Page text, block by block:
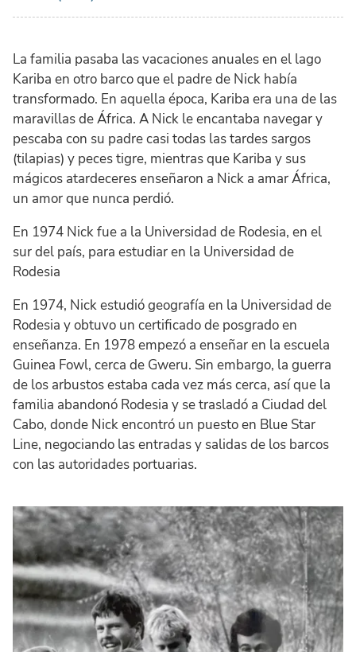
La familia pasaba las vacaciones anuales en el lago
Kariba en otro barco que el padre de Nick había
transformado. En aquella época, Kariba era una de las
maravillas de África. A Nick le encantaba navegar y
pescaba con su padre casi todas las tardes sargos
(tilapias) y peces tigre, mientras que Kariba y sus
mágicos atardeceres enseñaron a Nick a amar África,
un amor que nunca perdió.
En 1974 Nick fue a la Universidad de Rodesia, en el
sur del país, para estudiar en la Universidad de
Rodesia
En 1974, Nick estudió geografía en la Universidad de
Rodesia y obtuvo un certificado de posgrado en
enseñanza. En 1978 empezó a enseñar en la escuela
Guinea Fowl, cerca de Gweru. Sin embargo, la guerra
de los arbustos estaba cada vez más cerca, así que la
familia abandonó Rodesia y se trasladó a Ciudad del
Cabo, donde Nick encontró un puesto en Blue Star
Line, negociando las entradas y salidas de los barcos
con las autoridades portuarias.